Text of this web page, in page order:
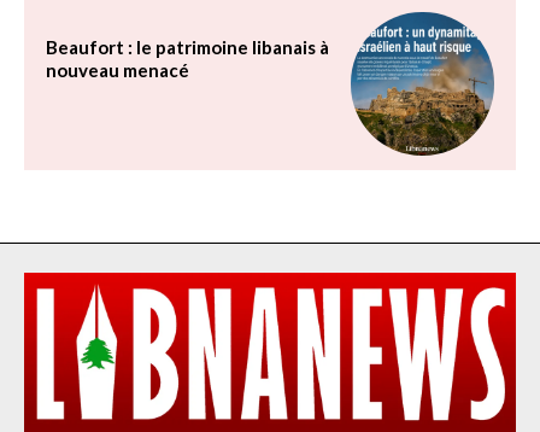
Beaufort : le patrimoine libanais à
nouveau menacé